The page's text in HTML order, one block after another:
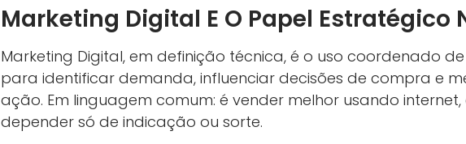
Marketing Digital E O Papel Estratégico
Marketing Digital, em definição técnica, é o uso coordenado
para identificar demanda, influenciar decisões de compra e
ação. Em linguagem comum: é vender melhor usando
depender só de indicação ou sorte.